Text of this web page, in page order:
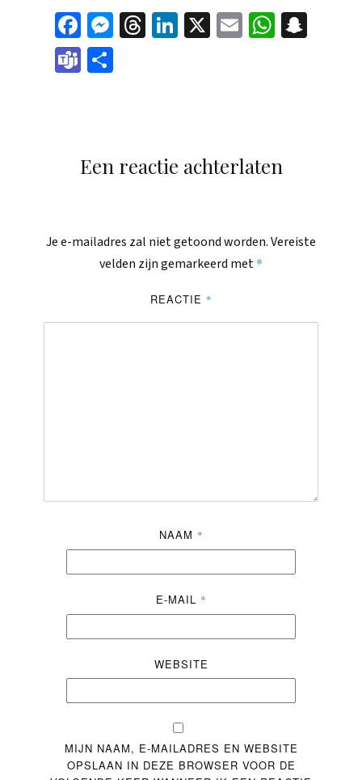
Face
boo
Mes
Thr
Link
Ema
Wha
Tea
Een reactie achterlaten
Je e-mailadres zal niet getoond worden.Vereiste
velden zijn gemarkeerd met*
REACTIE *
NAAM *
E-MAIL *
WEBSITE
MIJN NAAM, E-MAILADRES EN WEBSITE
OPSLAAN IN DEZE BROWSER VOOR DE